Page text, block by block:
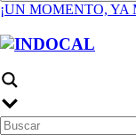
¡UN MOMENTO, YA